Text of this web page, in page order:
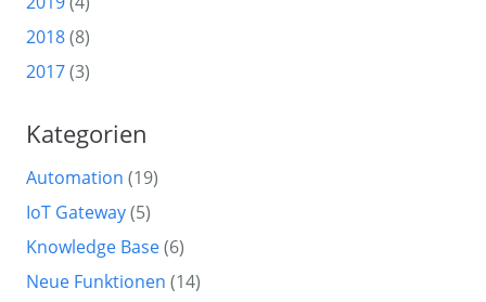
2018(8)
2017(3)
Kategorien
Automation (19)
IoT Gateway(5)
Knowledge Base(6)
Neue Funktionen (14)